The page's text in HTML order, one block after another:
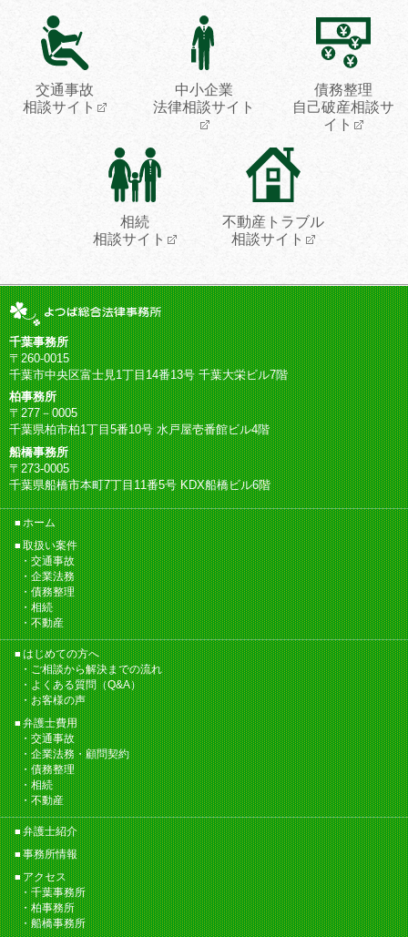
交通事故
相談サイト
中小企業
法律相談サイト
債務整理
自己破産相談サ
イト
相続
相談サイト
不動産トラブル
相談サイト
千葉事務所
〒260-0015
千葉市中央区富士見1丁目14番13号 千葉大栄ビル7階
柏事務所
〒277－0005
千葉県柏市柏1丁目5番10号 水戸屋壱番館ビル4階
船橋事務所
〒273-0005
千葉県船橋市本町7丁目11番5号 KDX船橋ビル6階
ホーム
取扱い案件
交通事故
企業法務
債務整理
相続
不動産
はじめての方へ
ご相談から解決までの流れ
よくある質問（Q&A）
お客様の声
弁護士費用
交通事故
企業法務・顧問契約
債務整理
相続
不動産
弁護士紹介
事務所情報
アクセス
千葉事務所
柏事務所
船橋事務所